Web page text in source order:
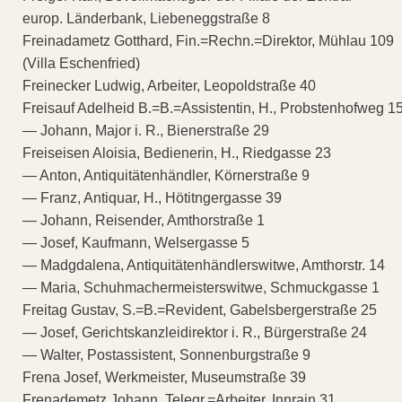
europ. Länderbank, Liebeneggstraße 8
Freinadametz Gotthard, Fin.=Rechn.=Direktor, Mühlau 109
(Villa Eschenfried)
Freinecker Ludwig, Arbeiter, Leopoldstraße 40
Freisauf Adelheid B.=B.=Assistentin, H., Probstenhofweg
— Johann, Major i. R., Bienerstraße 29
Freiseisen Aloisia, Bedienerin, H., Riedgasse 23
— Anton, Antiquitätenhändler, Körnerstraße 9
— Franz, Antiquar, H., Hötitngergasse 39
— Johann, Reisender, Amthorstraße 1
— Josef, Kaufmann, Welsergasse 5
— Madgdalena, Antiquitätenhändlerswitwe, Amthorstr. 14
— Maria, Schuhmachermeisterswitwe, Schmuckgasse 1
Freitag Gustav, S.=B.=Revident, Gabelsbergerstraße 25
— Josef, Gerichtskanzleidirektor i. R., Bürgerstraße 24
— Walter, Postassistent, Sonnenburgstraße 9
Frena Josef, Werkmeister, Museumstraße 39